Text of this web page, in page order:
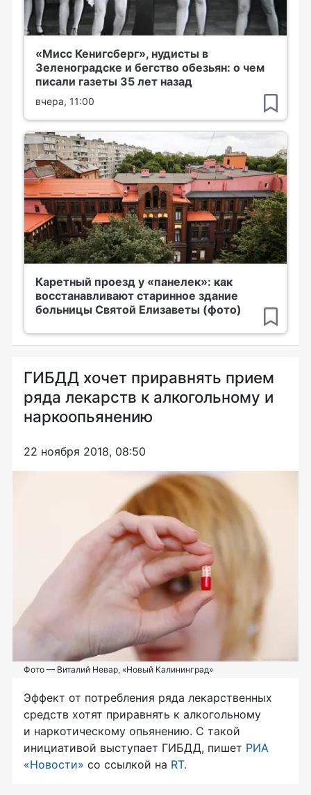
«Мисс Кенигсберг», нудисты в
Зеленоградске и бегство обезьян: о чем
писали газеты 35 лет назад
вчера, 11:00
Каретный проезд у «панелек»: как
восстанавливают старинное здание
больницы Святой Елизаветы (фото)
ГИБДД хочет приравнять прием
ряда лекарств к алкогольному и
наркоопьянению
22 ноября 2018, 08:50
Фото — Виталий Невар, «Новый Калининград»
Эффект от потребления ряда лекарственных
средств хотят приравнять к алкогольному
и наркотическому опьянению. С такой
инициативой выступает ГИБДД, пишет РИА
«Новости» со ссылкой на RT.